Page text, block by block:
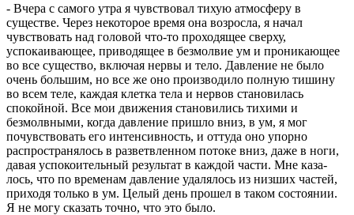
- Вчера с самого утра я чувствовал тихую атмосферу в
существе. Через некоторое время она возросла, я начал
чувствовать над головой что-то проходящее сверху,
успокаивающее, приводящее в безмолвие ум и проникающее
во все существо, включая нервы и тело. Давление не было
очень большим, но все же оно производило полную тишину
во всем теле, каждая клетка тела и нервов становилась
спокойной. Все мои движения становились тихими и
безмолвными, когда давление пришло вниз, в ум, я мог
почувствовать его интенсивность, и оттуда оно упорно
распространя­лось в разветвленном потоке вниз, даже в ноги,
давая успокоительный результат в каждой части. Мне каза­
лось, что по временам давление удалялось из низших частей,
приходя только в ум. Целый день прошел в таком состоянии.
Я не могу сказать точно, что это было.